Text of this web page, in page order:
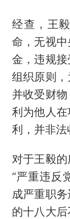
经查，王
命，无视
金，违规
组织原则
并收受财
利为他人
利，并非法
对于王毅
“严重违反
成严重职
的十八大